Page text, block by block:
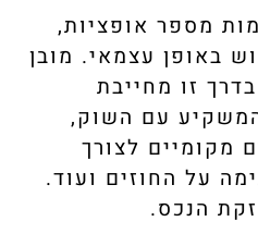
מספר אופציות,
באופן עצמאי. מובן
זו מחייבת
עם השוק,
מקומיים לצורך
על החוזים ועוד.
הנכס.